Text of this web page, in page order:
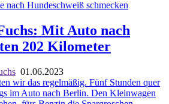
Mit Auto nach
202 Kilometer
01.06.2023
wir das regelmäßig. Fünf Stunden quer
im Auto nach Berlin. Den Kleinwagen